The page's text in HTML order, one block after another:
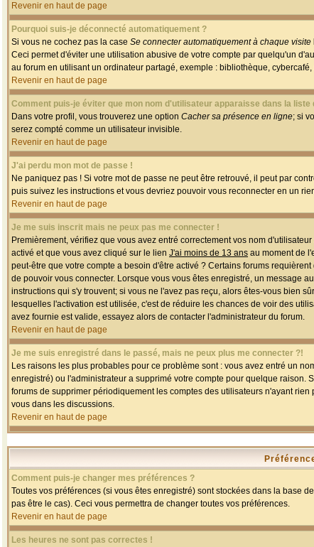
Revenir en haut de page
Pourquoi suis-je déconnecté automatiquement ?
Si vous ne cochez pas la case Se connecter automatiquement à chaque visite
Ceci permet d'éviter une utilisation abusive de votre compte par quelqu'un
au forum en utilisant un ordinateur partagé, exemple : bibliothèque, cybercafé,
Revenir en haut de page
Comment puis-je éviter que mon nom d'utilisateur apparaisse dans la liste
Dans votre profil, vous trouverez une option Cacher sa présence en ligne; si
serez compté comme un utilisateur invisible.
Revenir en haut de page
J'ai perdu mon mot de passe !
Ne paniquez pas ! Si votre mot de passe ne peut être retrouvé, il peut par
puis suivez les instructions et vous devriez pouvoir vous reconnecter en un
Revenir en haut de page
Je me suis inscrit mais ne peux pas me connecter !
Premièrement, vérifiez que vous avez entré correctement vos nom
activé et que vous avez cliqué sur le lien J'ai moins de 13 ans au moment de
peut-être que votre compte a besoin d'être activé ? Certains forums
de pouvoir vous connecter. Lorsque vous vous êtes enregistré, un message
instructions qui s'y trouvent; si vous ne l'avez pas reçu, alors êtes-vous bien
lesquelles l'activation est utilisée, c'est de réduire les chances de voir des
avez fournie est valide, essayez alors de contacter l'administrateur du forum.
Revenir en haut de page
Je me suis enregistré dans le passé, mais ne peux plus me connecter ?!
Les raisons les plus probables pour ce problème sont : vous avez entré un
enregistré) ou l'administrateur a supprimé votre compte pour quelque raison.
forums de supprimer périodiquement les comptes des utilisateurs n'ayant
vous dans les discussions.
Revenir en haut de page
Comment puis-je changer mes préférences ?
Toutes vos préférences (si vous êtes enregistré) sont stockées dans la base
pas être le cas). Ceci vous permettra de changer toutes vos préférences.
Revenir en haut de page
Les heures ne sont pas correctes !